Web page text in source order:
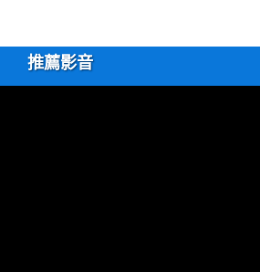
推薦影音